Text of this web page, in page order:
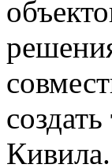
Кивила.